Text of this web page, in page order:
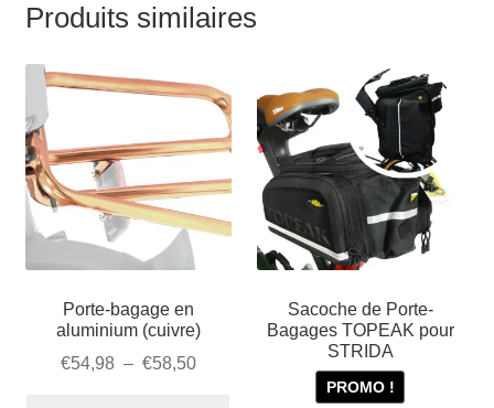
Produits similaires
Porte-bagage en
aluminium (cuivre)
€54,98 – €58,50Plage
Sacoche de Porte-
Bagages TOPEAK pour
STRIDA
PROMO !